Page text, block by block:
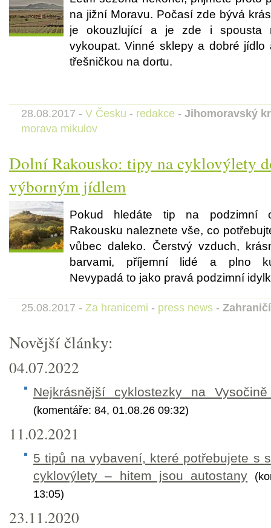
na jižní Moravu. Počasí zde bývá
je okouzlující a je zde i spousta
vykoupat. Vinné sklepy a dobré
třešničkou na dortu.
28.08.2017 - V Česku - redakce - Jihomoravský
morava mikulov
Dolní Rakousko: tipy na cyklovýlety
výborným jídlem
Pokud hledáte tip na podzimní
Rakousku naleznete vše, co
vůbec daleko. Čerstvý vzduch,
barvami, příjemní lidé a plno
Nevypadá to jako pravá podzimní
25.08.2017 - Za hranicemi - press news - Zahraničí
Novější články:
04.07.2022
Nejkrásnější cyklostezky na
(komentáře: 84, 01.08.26 09:32)
11.02.2021
5 tipů na vybavení, které potřebujete s
cyklovýlety – hitem jsou autostany
13:05)
23.11.2020